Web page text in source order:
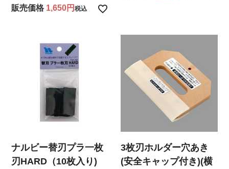
販売価格 1,650 税込
ナルビー替刃プラ一枚
刃HARD（10枚入り)
3枚刃ホルダー穴あき
(安全キャップ付き)(横